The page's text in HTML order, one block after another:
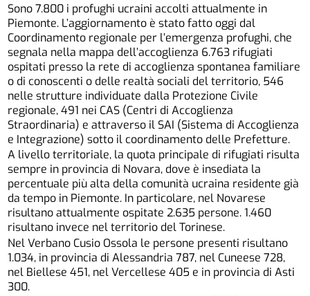
Sono 7.800 i profughi ucraini accolti attualmente in
Piemonte. L’aggiornamento è stato fatto oggi dal
Coordinamento regionale per l’emergenza profughi, che
segnala nella mappa dell’accoglienza 6.763 rifugiati
ospitati presso la rete di accoglienza spontanea familiare
o di conoscenti o delle realtà sociali del territorio, 546
nelle strutture individuate dalla Protezione Civile
regionale, 491 nei CAS (Centri di Accoglienza
Straordinaria) e attraverso il SAI (Sistema di Accoglienza
e Integrazione) sotto il coordinamento delle Prefetture.
A livello territoriale, la quota principale di rifugiati risulta
sempre in provincia di Novara, dove è insediata la
percentuale più alta della comunità ucraina residente già
da tempo in Piemonte. In particolare, nel Novarese
risultano attualmente ospitate 2.635 persone. 1.460
risultano invece nel territorio del Torinese.
Nel Verbano Cusio Ossola le persone presenti risultano
1.034, in provincia di Alessandria 787, nel Cuneese 728,
nel Biellese 451, nel Vercellese 405 e in provincia di Asti
300.